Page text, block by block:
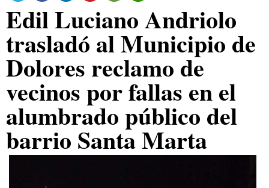
Edil Luciano Andriolo
trasladó al Municipio de
Dolores reclamo de
vecinos por fallas en el
alumbrado público del
barrio Santa Marta